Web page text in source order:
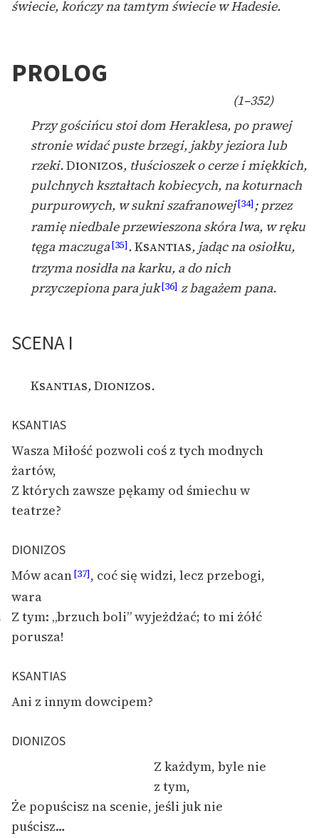
świecie, kończy na tamtym świecie w Hadesie.
PROLOG
(1–352)
Przy gościńcu stoi dom Heraklesa, po prawej
stronie widać puste brzegi, jakby jeziora lub
rzeki.Dionizos, tłuścioszek o cerze i miękkich,
pulchnych kształtach kobiecych, na koturnach
purpurowych, w sukni szafranowej[34]; przez
ramię niedbale przewieszona skóra lwa, w ręku
tęga maczuga[35].Ksantias, jadąc na osiołku,
trzyma nosidła na karku, a do nich
przyczepiona para juk[36] z bagażem pana.
SCENA I
Ksantias,Dionizos.
KSANTIAS
Wasza Miłość pozwoli coś z tych modnych
żartów,
Z których zawsze pękamy od śmiechu w
teatrze?
DIONIZOS
Mów acan[37], coć się widzi, lecz przebogi,
wara
Z tym: „brzuch boli” wyjeżdżać; to mi żółć
porusza!
KSANTIAS
Ani z innym dowcipem?
DIONIZOS
Z każdym, byle nie
z tym,
Że popuścisz na scenie, jeśli juk nie
puścisz…